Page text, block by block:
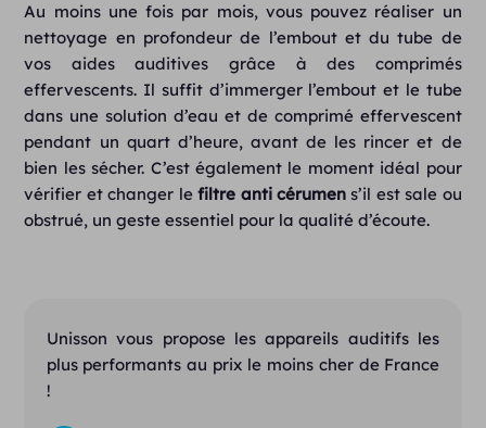
Au moins une fois par mois, vous pouvez réaliser un
nettoyage en profondeur de l’embout et du tube de
vos aides auditives grâce à des comprimés
effervescents. Il suffit d’immerger l’embout et le tube
dans une solution d’eau et de comprimé effervescent
pendant un quart d’heure, avant de les rincer et de
bien les sécher. C’est également le moment idéal pour
vérifier et changer lefiltre anti cérumens’il est sale ou
obstrué, un geste essentiel pour la qualité d’écoute.
Unisson vous propose les appareils auditifs les
plus performants au prix le moins cher de France
!